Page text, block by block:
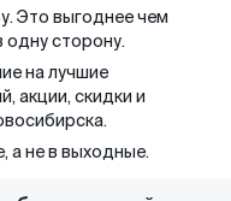
Это выгоднее чем
сторону.
на лучшие
акции, скидки и
а не в выходные.